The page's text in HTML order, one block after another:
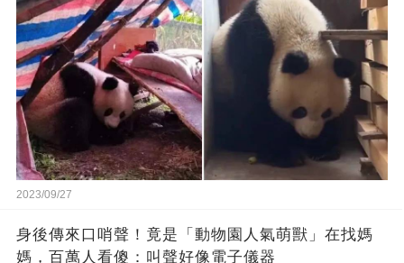
2023/09/27
身後傳來口哨聲！竟是「動物園人氣萌獸」在找媽
媽，百萬人看傻：叫聲好像電子儀器